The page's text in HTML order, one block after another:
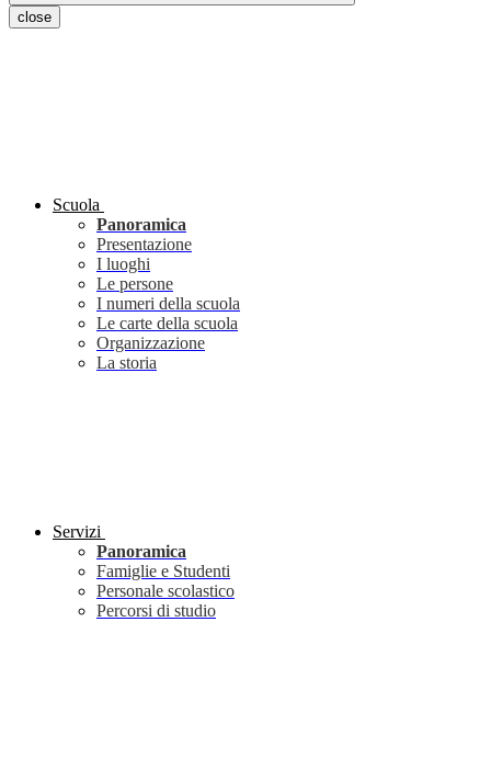
close
Scuola
Panoramica
Presentazione
I luoghi
Le persone
I numeri della scuola
Le carte della scuola
Organizzazione
La storia
Servizi
Panoramica
Famiglie e Studenti
Personale scolastico
Percorsi di studio